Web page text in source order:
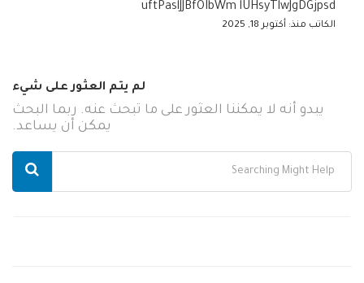
uftPaslJJBfOIbWm lUHsyTlwJgDGjpsd
الكاتب منذ: أكتوبر 18, 2025
لم يتم العثور على شيء
يبدو أنه لا يمكننا العثور على ما تبحث عنه. ربما البحث
يمكن أن يساعد.